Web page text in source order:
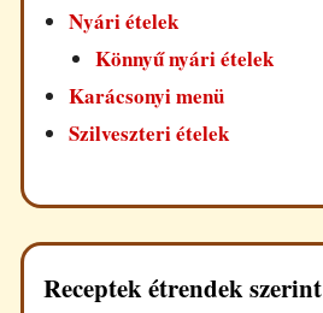
Nyári ételek
Könnyű nyári ételek
Karácsonyi menü
Szilveszteri ételek
Receptek étrendek szerint